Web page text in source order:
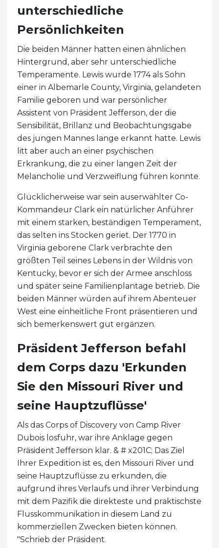
unterschiedliche
Persönlichkeiten
Die beiden Männer hatten einen ähnlichen
Hintergrund, aber sehr unterschiedliche
Temperamente. Lewis wurde 1774 als Sohn
einer in Albemarle County, Virginia, gelandeten
Familie geboren und war persönlicher
Assistent von Präsident Jefferson, der die
Sensibilität, Brillanz und Beobachtungsgabe
des jungen Mannes lange erkannt hatte. Lewis
litt aber auch an einer psychischen
Erkrankung, die zu einer langen Zeit der
Melancholie und Verzweiflung führen konnte.
Glücklicherweise war sein auserwählter Co-
Kommandeur Clark ein natürlicher Anführer
mit einem starken, beständigen Temperament,
das selten ins Stocken geriet. Der 1770 in
Virginia geborene Clark verbrachte den
größten Teil seines Lebens in der Wildnis von
Kentucky, bevor er sich der Armee anschloss
und später seine Familienplantage betrieb. Die
beiden Männer würden auf ihrem Abenteuer
West eine einheitliche Front präsentieren und
sich bemerkenswert gut ergänzen.
Präsident Jefferson befahl
dem Corps dazu 'Erkunden
Sie den Missouri River und
seine Hauptzuflüsse'
Als das Corps of Discovery von Camp River
Dubois losfuhr, war ihre Anklage gegen
Präsident Jefferson klar. & # x201C; Das Ziel
Ihrer Expedition ist es, den Missouri River und
seine Hauptzuflüsse zu erkunden, die
aufgrund ihres Verlaufs und ihrer Verbindung
mit dem Pazifik die direkteste und praktischste
Flusskommunikation in diesem Land zu
kommerziellen Zwecken bieten können.
"Schrieb der Präsident.